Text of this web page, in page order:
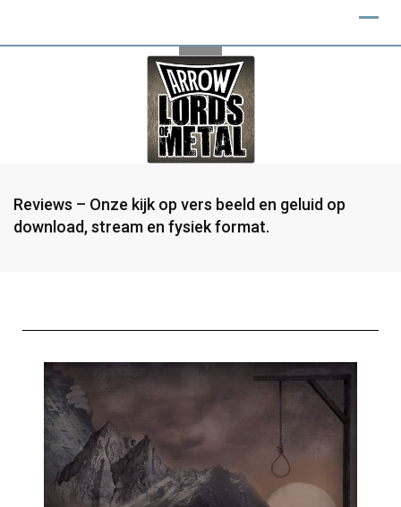
Reviews – Onze kijk op vers beeld en geluid op
download, stream en fysiek format.